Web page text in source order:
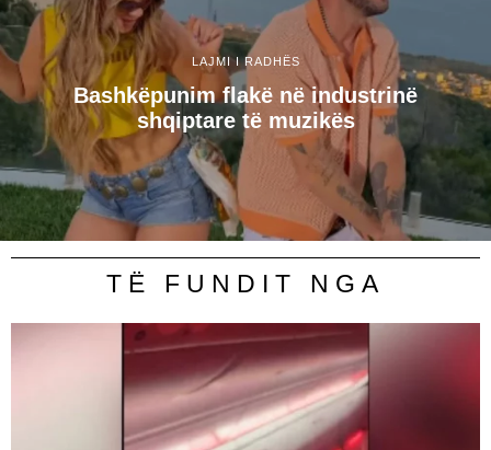
LAJMI I RADHËS
Bashkëpunim flakë në industrinë
shqiptare të muzikës
TË FUNDIT NGA